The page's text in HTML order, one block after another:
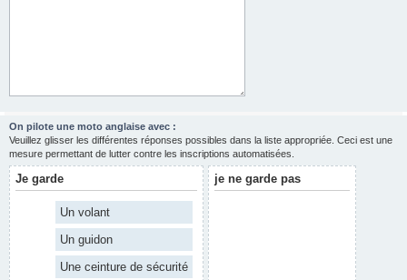
On pilote une moto anglaise avec :
Veuillez glisser les différentes réponses possibles dans la liste appropriée. Ceci est une
mesure permettant de lutter contre les inscriptions automatisées.
Je garde
Un volant
Un guidon
Une ceinture de sécurité
je ne garde pas